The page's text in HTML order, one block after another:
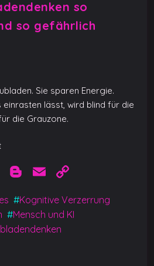
so
so gefährlich
Sie sparen Energie.
lässt, wird blind für die
die Grauzone.
M
ss
e
Bl
g
g
E
m
ai
l
p
#Kognitive Verzerrung
#Mensch und KI